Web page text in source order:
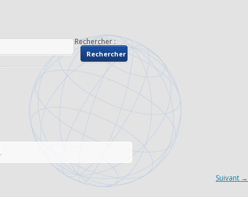
Rechercher :
.
Suivant →